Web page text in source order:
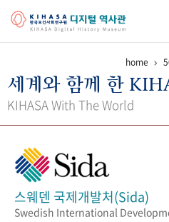
걸어온 길 기관 변천사 역대
정책과 연구 키워드로 보는 연구
간행물 변천사
home
세계와 함께 한
KIHASA With The World
스웨덴 국제개발처(Sida)
Swedish International